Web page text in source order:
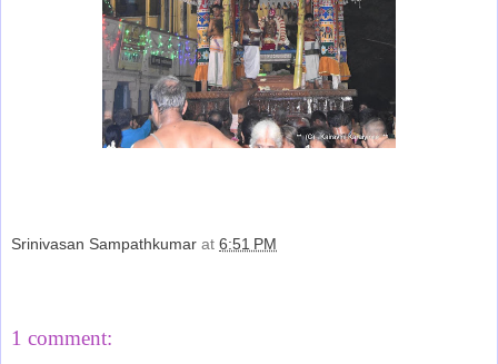
Srinivasan Sampathkumar at 6:51 PM
1 comment: